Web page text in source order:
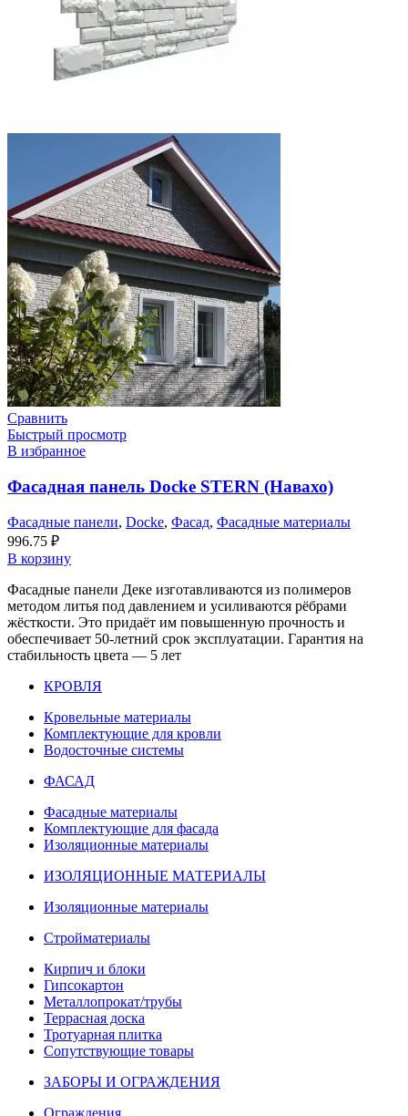
Сравнить
Быстрый просмотр
В избранное
Фасадная панель Docke STERN (Навахо)
Фасадные панели, Docke, Фасад, Фасадные материалы
996.75 ₽
В корзину
Фасадные панели Деке изготавливаются из полимеров
методом литья под давлением и усиливаются рёбрами
жёсткости. Это придаёт им повышенную прочность и
обеспечивает 50-летний срок эксплуатации. Гарантия на
стабильность цвета — 5 лет
КРОВЛЯ
Кровельные материалы
Комплектующие для кровли
Водосточные системы
ФАСАД
Фасадные материалы
Комплектующие для фасада
Изоляционные материалы
ИЗОЛЯЦИОННЫЕ МАТЕРИАЛЫ
Изоляционные материалы
Стройматериалы
Кирпич и блоки
Гипсокартон
Металлопрокат/трубы
Террасная доска
Тротуарная плитка
Сопутствующие товары
ЗАБОРЫ И ОГРАЖДЕНИЯ
Ограждения